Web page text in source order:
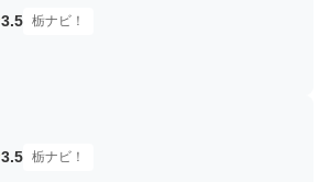
3.5 栃ナビ！
3.5 栃ナビ！